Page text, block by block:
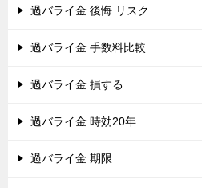
過バライ金 後悔 リスク
過バライ金 手数料比較
過バライ金 損する
過バライ金 時効20年
過バライ金 期限